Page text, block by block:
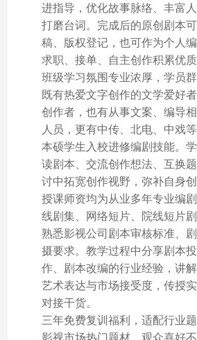
进指导，优化故事脉络、丰富
打磨台词。完成后的原创剧本
稿、版权登记，也可作为个人
求职、接单、自主创作积累优质
班级学习氛围专业浓厚，学员群
既有热爱文字创作的文学爱好
创作者，也有从事文案、编导
人员，更有中传、北电、中戏
本硕学生入校进修编剧技能。
读剧本、交流创作想法、互换
讨中拓宽创作视野，弥补自身创
授课师资均为从业多年专业编
线剧集、网络短片、院线短片剧
熟悉影视公司剧本审核标准、
摄要求。教学过程中分享剧本
作、剧本改编的行业经验，讲
艺术表达与市场接受度，传授
对接干货。
三年免费复训福利，适配行业题
影视市场热门题材、观众喜好